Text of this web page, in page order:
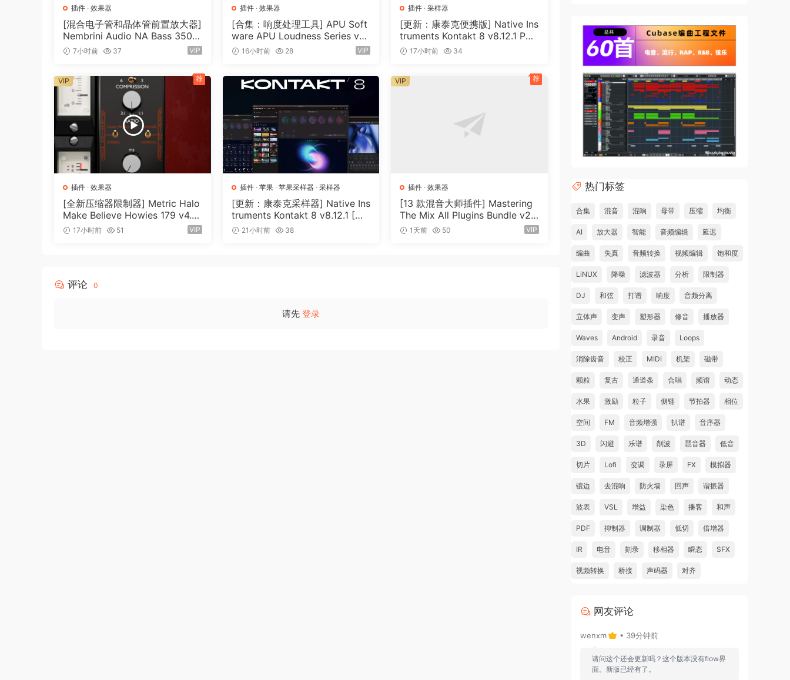
插件 · 效果器
[混合电子管和晶体管前置放大器]
Nembrini Audio NA Bass 3500
v1.0.0 Incl Keygen-R2R [WiN]
7小时前 37 VIP
插件· 效果器
[合集：响度处理工具] APU Soft
ware APU Loudness Series v5.
7.0 Incl Keygen-R2R [WiN]（5
16小时前 28 VIP
插件 ·采样器
[更新：康泰克便携版] Native Ins
truments Kontakt 8 v8.12.1 POR
TABLE-vkDanilov [WiN]（1.25
17小时前 34
插件 · 效果器
[全新压缩器限制器] Metric Halo
Make Believe Howies 179 v4.1.1
7-R2R [WiN]（30.0MB）
17小时前 51 VIP
VIP 荐
插件· 苹果· 苹果采样器· 采样器
[更新：康泰克采样器] Native Ins
truments Kontakt 8 v8.12.1 [Wi
N, MacOSX]（1.2GB+）
21小时前 38
插件 ·效果器
[13 款混音大师插件] Mastering
The Mix All Plugins Bundle v20
26.08.03 [WiN, MacOSX]（180
1天前 50 VIP
VIP 荐
评论 0
请先 登录
热门标签
合集 混音 混响 母带 压缩 均衡
AI 放大器 智能 音频编辑 延迟
编曲 失真 音频转换 视频编辑 饱和度
LiNUX 降噪 滤波器 分析 限制器
DJ 和弦 打谱 响度 音频分离
立体声 变声 塑形器 修音 播放器
Waves Android 录音 Loops
消除齿音 校正 MIDI 机架 磁带
颗粒 复古 通道条 合唱 频谱 动态
水果 激励 粒子 侧链 节拍器 相位
空间 FM 音频增强 扒谱 音序器
3D 闪避 乐谱 削波 琶音器 低音
切片 Lofi 变调 录屏 FX 模拟器
镶边 去混响 防火墙 回声 谐振器
波表 VSL 增益 染色 播客 和声
PDF 抑制器 调制器 低切 倍增器
IR 电音 刻录 移相器 瞬态 SFX
视频转换 桥接 声码器 对齐
网友评论
wenxm • 39分钟前
请问这个还会更新吗？这个版本没有flow界
面。新版已经有了。